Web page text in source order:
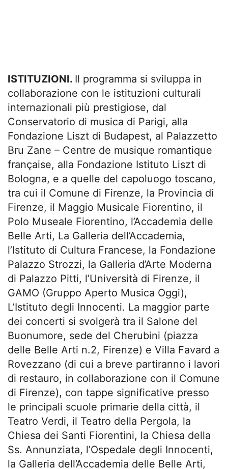
ISTITUZIONI. Il programma si sviluppa in
collaborazione con le istituzioni culturali
internazionali più prestigiose, dal
Conservatorio di musica di Parigi, alla
Fondazione Liszt di Budapest, al Palazzetto
Bru Zane – Centre de musique romantique
française, alla Fondazione Istituto Liszt di
Bologna, e a quelle del capoluogo toscano,
tra cui il Comune di Firenze, la Provincia di
Firenze, il Maggio Musicale Fiorentino, il
Polo Museale Fiorentino, l’Accademia delle
Belle Arti, La Galleria dell’Accademia,
l’Istituto di Cultura Francese, la Fondazione
Palazzo Strozzi, la Galleria d’Arte Moderna
di Palazzo Pitti, l’Università di Firenze, il
GAMO (Gruppo Aperto Musica Oggi),
L’Istituto degli Innocenti. La maggior parte
dei concerti si svolgerà tra il Salone del
Buonumore, sede del Cherubini (piazza
delle Belle Arti n.2, Firenze) e Villa Favard a
Rovezzano (di cui a breve partiranno i lavori
di restauro, in collaborazione con il Comune
di Firenze), con tappe significative presso
le principali scuole primarie della città, il
Teatro Verdi, il Teatro della Pergola, la
Chiesa dei Santi Fiorentini, la Chiesa della
Ss. Annunziata, l’Ospedale degli Innocenti,
la Galleria dell’Accademia delle Belle Arti,